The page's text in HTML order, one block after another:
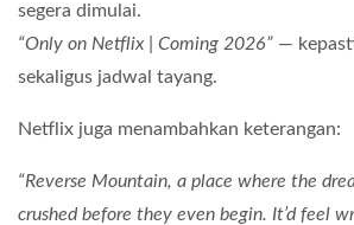
segera dimulai.
“Only on Netflix | Coming 2026” —
sekaligus jadwal tayang.
Netflix juga menambahkan keterangan:
“Reverse Mountain, a place where the
crushed before they even begin. It’d feel